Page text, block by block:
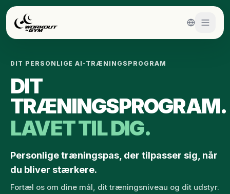
Spring til hovedindhold
DIT PERSONLIGE AI-TRÆNINGSPROGRAM
DIT
TRÆNINGSPROGRAM.
LAVET TIL DIG.
Personlige træningspas, der tilpasser sig, når
du bliver stærkere.
Fortæl os om dine mål, dit træningsniveau og dit udstyr.